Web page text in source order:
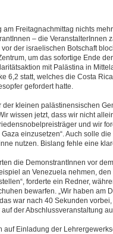
Freitagnachmittag nichts
– die VeranstalterInnen
der israelischen Botschaft
um das sofortige Ende
mit Palästina in
6,2 statt, welches die Costa
gefordert hatte.
der kleinen palästinensischen
wissen jetzt, dass wir nicht
und wir
einzusetzen“. Auch solle
nutzen. Bislang fehle eine
die DemonstrantInnen vor
an Venezuela nehmen,
forderte ein Redner,
bewarfen. „Wir haben am
war nach 40 Sekunden
der Abschlussveranstaltung
auf Einladung der